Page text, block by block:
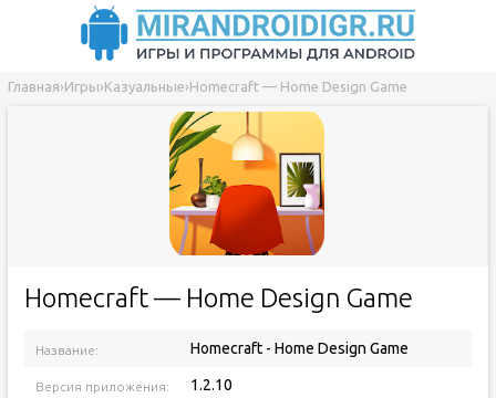
Главная›Игры›Казуальные›Homecraft — Home Design Game
Homecraft — Home Design Game
Название: Homecraft - Home Design Game
Версия приложения: 1.2.10